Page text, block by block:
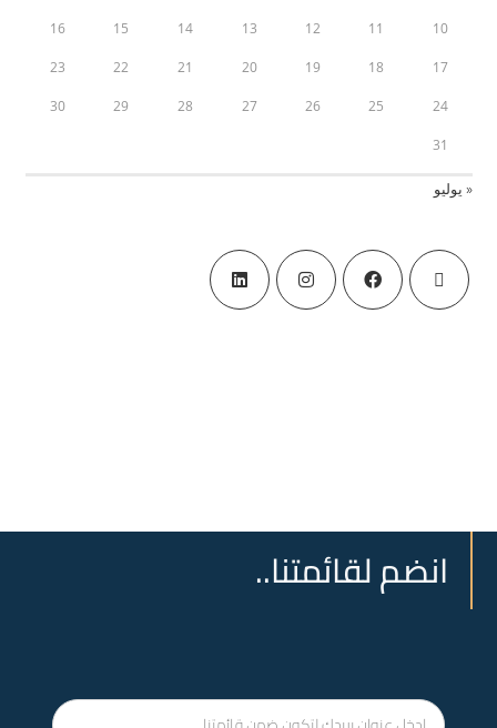
10
11
12
13
14
15
16
17
18
19
20
21
22
23
24
25
26
27
28
29
30
31
« يوليو
انضم لقائمتنا..